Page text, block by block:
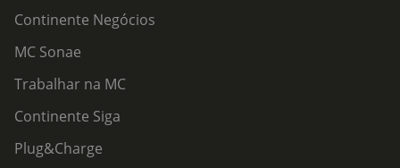
Continente Negócios
MC Sonae
Trabalhar na MC
Continente Siga
Plug&Charge